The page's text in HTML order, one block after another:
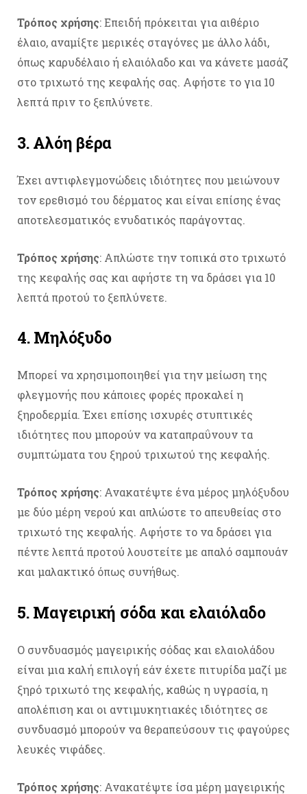
Τρόπος χρήσης: Επειδή πρόκειται για αιθέριο
έλαιο, αναμίξτε μερικές σταγόνες με άλλο λάδι,
όπως καρυδέλαιο ή ελαιόλαδο και να κάνετε μασάζ
στο τριχωτό της κεφαλής σας. Αφήστε το για 10
λεπτά πριν το ξεπλύνετε.
3. Αλόη βέρα
Έχει αντιφλεγμονώδεις ιδιότητες που μειώνουν
τον ερεθισμό του δέρματος και είναι επίσης ένας
αποτελεσματικός ενυδατικός παράγοντας.
Τρόπος χρήσης: Απλώστε την τοπικά στο τριχωτό
της κεφαλής σας και αφήστε τη να δράσει για 10
λεπτά προτού το ξεπλύνετε.
4. Μηλόξυδο
Μπορεί να χρησιμοποιηθεί για την μείωση της
φλεγμονής που κάποιες φορές προκαλεί η
ξηροδερμία. Έχει επίσης ισχυρές στυπτικές
ιδιότητες που μπορούν να καταπραΰνουν τα
συμπτώματα του ξηρού τριχωτού της κεφαλής.
Τρόπος χρήσης: Ανακατέψτε ένα μέρος μηλόξυδου
με δύο μέρη νερού και απλώστε το απευθείας στο
τριχωτό της κεφαλής. Αφήστε το να δράσει για
πέντε λεπτά προτού λουστείτε με απαλό σαμπουάν
και μαλακτικό όπως συνήθως.
5. Μαγειρική σόδα και ελαιόλαδο
Ο συνδυασμός μαγειρικής σόδας και ελαιολάδου
είναι μια καλή επιλογή εάν έχετε πιτυρίδα μαζί με
ξηρό τριχωτό της κεφαλής, καθώς η υγρασία, η
απολέπιση και οι αντιμυκητιακές ιδιότητες σε
συνδυασμό μπορούν να θεραπεύσουν τις φαγούρες
λευκές νιφάδες.
Τρόπος χρήσης: Ανακατέψτε ίσα μέρη μαγειρικής